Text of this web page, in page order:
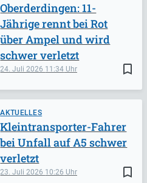
bookmark_border
24. Juli 2026 11:34
Oberderdingen: 11-
Jährige rennt bei Rot
über Ampel und wird
schwer verletzt
AKTUELLES
bookmark_border
23. Juli 2026 10:26
Kleintransporter-Fahrer
bei Unfall auf A5 schwer
verletzt